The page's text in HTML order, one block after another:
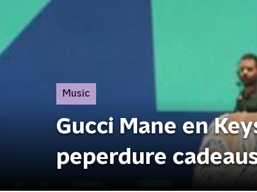
Music
Gucci Mane en
peperdure